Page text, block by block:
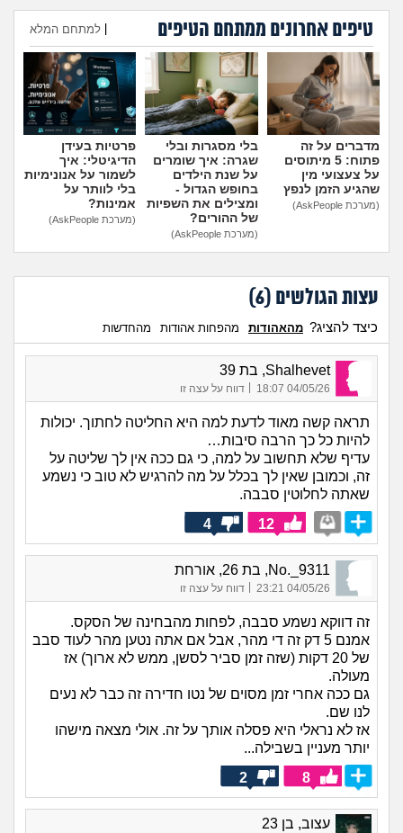
טיפים אחרונים ממתחם הטיפים למתחם המלא
הוספת טיפ
מדברים על זה
פתוח: 5 מיתוסים
על צעצועי מין
שהגיע הזמן לנפץ
(מערכת AskPeople)
בלי מסגרות ובלי
שגרה: איך שומרים
על שנת הילדים
בחופש הגדול -
ומצילים את השפיות
של ההורים?
(מערכת AskPeople)
פרטיות בעידן
הדיגיטלי: איך
לשמור על אנונימיות
בלי לוותר על
אמינות?
(מערכת AskPeople)
עצות הגולשים (6
)
כיצד להציג? מהאהודות מהפחות אהודות מהחדשות
Shalhevet, בת 39
04/05/26 18:07
| דווח על עצה זו
תראה קשה מאוד לדעת למה היא החליטה לחתוך. יכולות
להיות כל כך הרבה סיבות…
עדיף שלא תחשוב על למה, כי גם ככה אין לך שליטה על
זה, וכמובן שאין לך בכלל על מה להרגיש לא טוב כי נשמע
שאתה לחלוטין סבבה.
12
4
No._9311, בת 26, אורחת
04/05/26 23:21 דווח על עצה זו
זה דווקא נשמע סבבה, לפחות מהבחינה של הסקס.
אמנם 5 דק זה די מהר, אבל אם אתה נטען מהר לעוד סבב
של 20 דקות (שזה זמן סביר לסשן, ממש לא ארוך) אז
מעולה.
גם ככה אחרי זמן מסוים של נטו חדירה זה כבר לא נעים
לנו שם.
אז לא נראלי היא פסלה אותך על זה. אולי מצאה מישהו
יותר מעניין בשבילה...
8
2
עצוב, בן 23